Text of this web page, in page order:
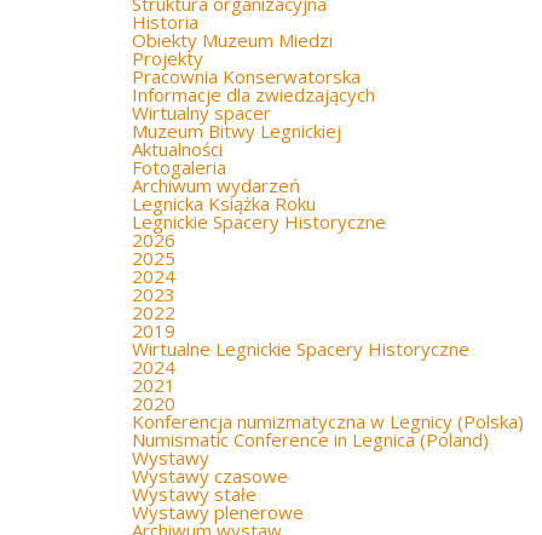
Historia
Obiekty Muzeum Miedzi
Projekty
Pracownia Konserwatorska
Informacje dla zwiedzających
Wirtualny spacer
Muzeum Bitwy Legnickiej
Aktualności
Fotogaleria
Archiwum wydarzeń
Legnicka Książka Roku
Legnickie Spacery Historyczne
2026
2025
2024
2023
2022
2019
Wirtualne Legnickie Spacery Historyczne
2024
2021
2020
Konferencja numizmatyczna w Legnicy (Polska)
Numismatic Conference in Legnica (Poland)
Wystawy
Wystawy czasowe
Wystawy stałe
Wystawy plenerowe
Archiwum wystaw